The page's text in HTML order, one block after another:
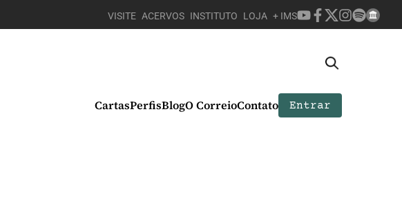
VISITE ACERVOS INSTITUTO LOJA + IMS
CartasPerfisBlogO CorreioContato Entrar